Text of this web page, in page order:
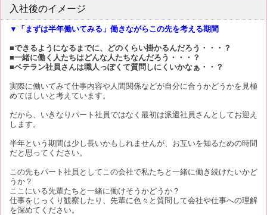
入社後のイメージ
▼「まずは半年働いてみる」働きながらこの先を考える期間
■できるようになるまでに、どのくらい掛かるんだろう・・・？
■一緒に働く人たちはどんな人たちなんだろう・・・？
■ベテラン社員さんは職人っぽくて質問しにくいかなぁ・・？
実際に働いてみて仕事内容や人間関係などが自分に合うかどうかを見極
めてほしいと考えています。
だから、いきなりパート社員ではなく最初は派遣社員さんとしてお迎え
します。
半年という期間は少し長いかもしれませんが、お互いを知るための時間
だと思ってください。
この先もパート社員としてこの会社で私たちと一緒に働き続けたいかど
うか？
ここにいる先輩たちと一緒に働けそうかどうか？
仕事をじっくり観察したり、先輩に色々と質問して会社や仕事への理解
を深めてください。